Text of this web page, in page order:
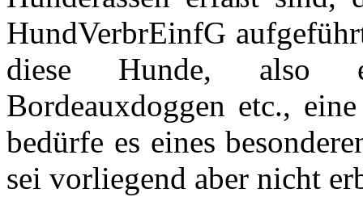
HundVerbrEinfG
diese Hunde, also
Bordeauxdoggen etc.,
bedürfe es eines
sei vorliegend aber nicht